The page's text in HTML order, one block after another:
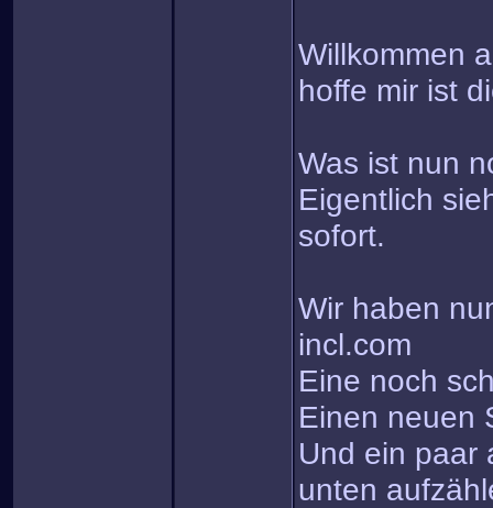
Willkommen
hoffe mir ist
Was ist nun
Eigentlich
sofort.
Wir haben
incl.com
Eine noch
Einen neuen
Und ein paar
unten